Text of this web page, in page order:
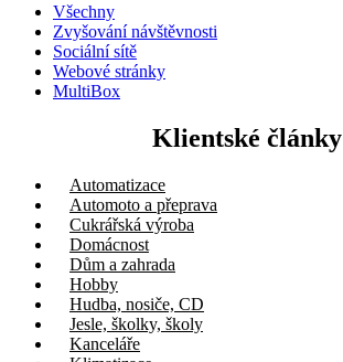
Všechny
Zvyšování návštěvnosti
Sociální sítě
Webové stránky
MultiBox
Klientské články
Automatizace
Automoto a přeprava
Cukrářská výroba
Domácnost
Dům a zahrada
Hobby
Hudba, nosiče, CD
Jesle, školky, školy
Kanceláře